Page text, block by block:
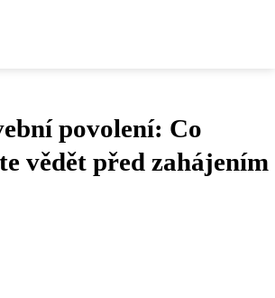
povolení: Co
vědět před zahájením